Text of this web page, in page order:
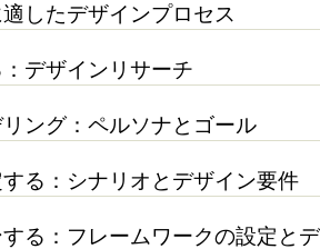
したデザインプロセス
デザインリサーチ
ング：ペルソナとゴール
る：シナリオとデザイン要件
る：フレームワークの設定と